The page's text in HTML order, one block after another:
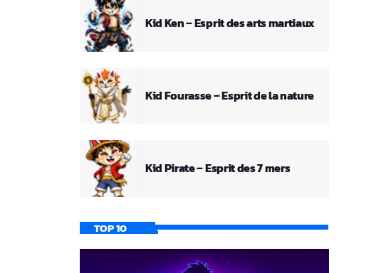
Kid Ken – Esprit des arts martiaux
Kid Fourasse – Esprit de la nature
Kid Pirate – Esprit des 7 mers
TOP 10